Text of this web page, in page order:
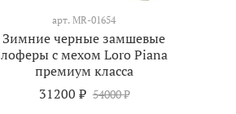
арт.MR-01654
Зимние черные замшевые
лоферы с мехом Loro Piana
премиум класса
31200 ₽ 54000 ₽